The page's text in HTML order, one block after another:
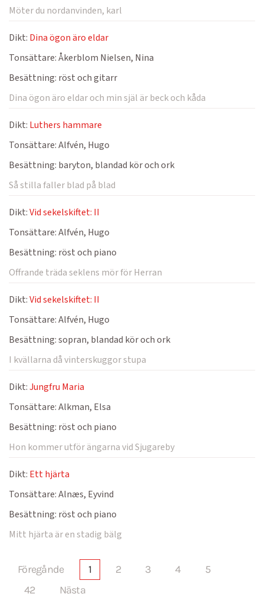
Möter du nordanvinden, karl
Dikt: Dina ögon äro eldar
Tonsättare:Åkerblom Nielsen, Nina
Besättning: röst och gitarr
Dina ögon äro eldar och min själ är beck och kåda
Dikt: Luthers hammare
Tonsättare:Alfvén, Hugo
Besättning: baryton, blandad kör och ork
Så stilla faller blad på blad
Dikt:Vid sekelskiftet: II
Tonsättare:Alfvén, Hugo
Besättning: röst och piano
Offrande träda seklens mör för Herran
Dikt:Vid sekelskiftet: II
Tonsättare:Alfvén, Hugo
Besättning:sopran, blandad kör och ork
I kvällarna då vinterskuggor stupa
Dikt:Jungfru Maria
Tonsättare:Alkman, Elsa
Besättning: röst och piano
Hon kommer utför ängarna vid Sjugareby
Dikt: Ett hjärta
Tonsättare:Alnæs, Eyvind
Besättning: röst och piano
Mitt hjärta är en stadig bälg
Föregånde 1 2 3 4
5
42
Nästa